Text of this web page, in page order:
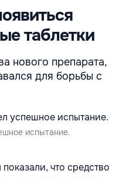
таблетки
нового препарата,
для борьбы с
испытание.
что средство